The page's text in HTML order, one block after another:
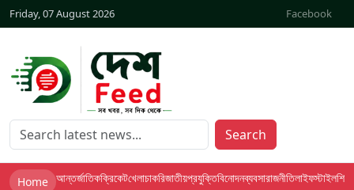
Friday, 07 August 2026 Facebook
Search
Home আন্তর্জাতিকক্রিকেটখেলাচাকরিজাতীয়প্রযুক্তিবিনোদনব্যবসারাজনীতিলাইফস্টাইলশিক্ষা